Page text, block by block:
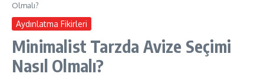
Olmalı?
Aydınlatma Fikirleri
Minimalist Tarzda Avize Seçimi
Nasıl Olmalı?